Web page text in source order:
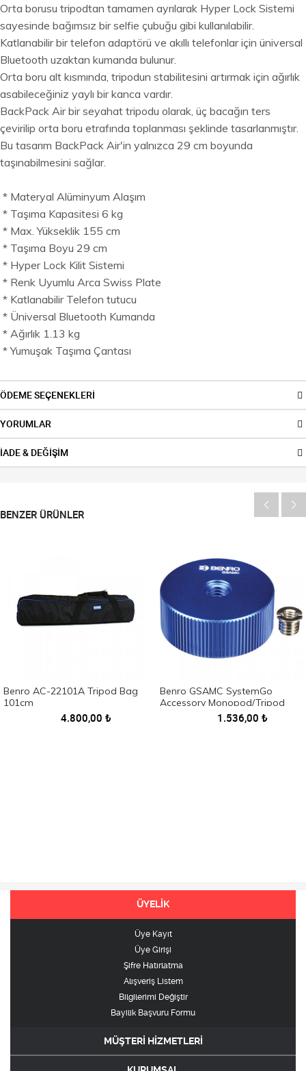
Orta borusu tripodtan tamamen ayrılarak Hyper Lock Sistemi
sayesinde bağımsız bir selfie çubuğu gibi kullanılabilir.
Katlanabilir bir telefon adaptörü ve akıllı telefonlar için üniversal
Bluetooth uzaktan kumanda bulunur.
Orta boru alt kısmında, tripodun stabilitesini artırmak için ağırlık
asabileceğiniz yaylı bir kanca vardır.
BackPack Air bir seyahat tripodu olarak, üç bacağın ters
çevirilip orta boru etrafında toplanması şeklinde tasarlanmıştır.
Bu tasarım BackPack Air'in yalnızca 29 cm boyunda
taşınabilmesini sağlar.
* Materyal Alüminyum Alaşım
* Taşıma Kapasitesi 6 kg
* Max. Yükseklik 155 cm
* Taşıma Boyu 29 cm
* Hyper Lock Kilit Sistemi
* Renk Uyumlu Arca Swiss Plate
* Katlanabilir Telefon tutucu
* Üniversal Bluetooth Kumanda
* Ağırlık 1.13 kg
* Yumuşak Taşıma Çantası
ÖDEME SEÇENEKLERİ
YORUMLAR
İADE & DEĞİŞİM
BENZER ÜRÜNLER
Benro AC-22101A Tripod Bag
101cm
4.800,00 ₺
Benro GSAMC SystemGo
Accessory Monopod/Tripod
1.536,00 ₺
ÜYELİK
Üye Kayıt
Üye Girişi
Şifre Hatırlatma
Alışveriş Listem
Bilgilerimi Değiştir
Bayilik Başvuru Formu
MÜŞTERİ HİZMETLERİ